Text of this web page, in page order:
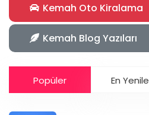
Kemah Oto Kiralama
Kemah Blog Yazıları
Popüler En